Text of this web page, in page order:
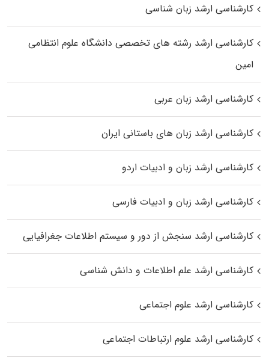
کارشناسی ارشد زبان شناسی
کارشناسی ارشد رﺷﺘﻪ ﻫﺎی تخصصی داﻧﺸﮕﺎه ﻋﻠﻮم انتظامی
اﻣﻴﻦ
کارشناسی ارشد زبان عربی
کارشناسی ارشد زبان‌ های باستانی ایران
کارشناسی ارشد زبان و ادبیات اردو
کارشناسی ارشد زبان و ادبیات فارسی
کارشناسی ارشد سنجش از دور و سیستم اطلاعات جغرافیایی
کارشناسی ارشد علم اطلاعات و دانش شناسی
کارشناسی ارشد علوم اجتماعی
کارشناسی ارشد علوم ارتباطات اجتماعی